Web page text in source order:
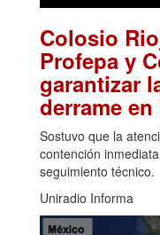
Colosio
Profepa y
garantizar
derrame en
Sostuvo que la
contención
seguimiento técnico.
Uniradio Informa